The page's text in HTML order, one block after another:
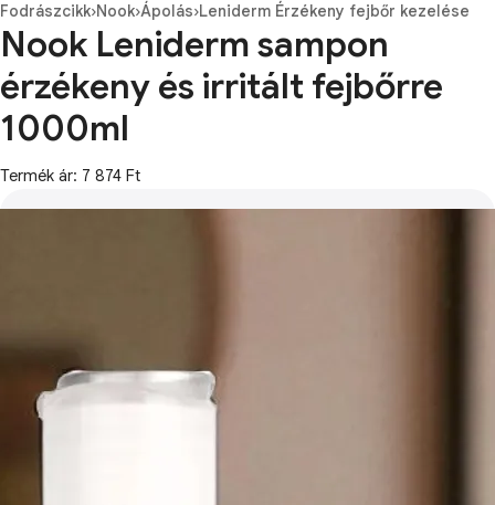
Fodrászcikk›Nook›Ápolás›Leniderm Érzékeny fejbőr kezelése
Nook Leniderm sampon
érzékeny és irritált fejbőrre
1000ml
Termék ár: 7 874 Ft